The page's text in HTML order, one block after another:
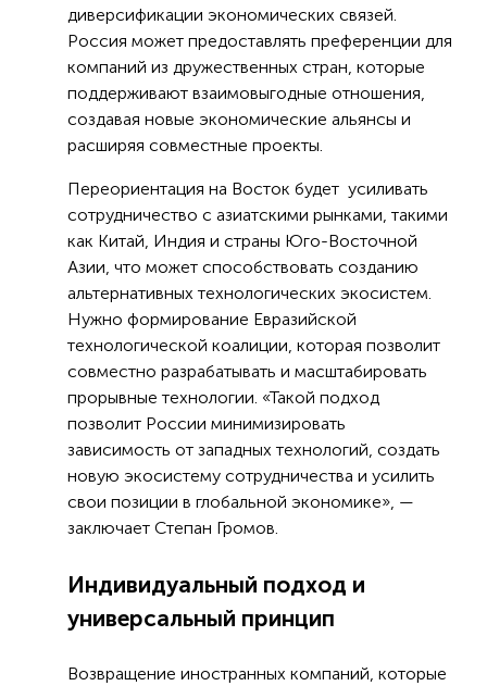
диверсификации экономических связей.
Россия может предоставлять преференции для
компаний из дружественных стран, которые
поддерживают взаимовыгодные отношения,
создавая новые экономические альянсы и
расширяя совместные проекты.
Переориентация на Восток будет усиливать
сотрудничество с азиатскими рынками, такими
как Китай, Индия и страны Юго-Восточной
Азии, что может способствовать созданию
альтернативных технологических экосистем.
Нужно формирование Евразийской
технологической коалиции, которая позволит
совместно разрабатывать и масштабировать
прорывные технологии. «Такой подход
позволит России минимизировать
зависимость от западных технологий, создать
новую экосистему сотрудничества и усилить
свои позиции в глобальной экономике», —
заключает Степан Громов.
Индивидуальный подход и
универсальный принцип
Возвращение иностранных компаний, которые